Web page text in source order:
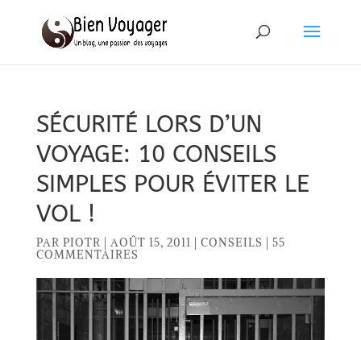
SÉCURITÉ LORS D’UN
VOYAGE: 10 CONSEILS
SIMPLES POUR ÉVITER LE
VOL !
PAR PIOTR AOÛT 15, 2011 CONSEILS
55
COMMENTAIRES